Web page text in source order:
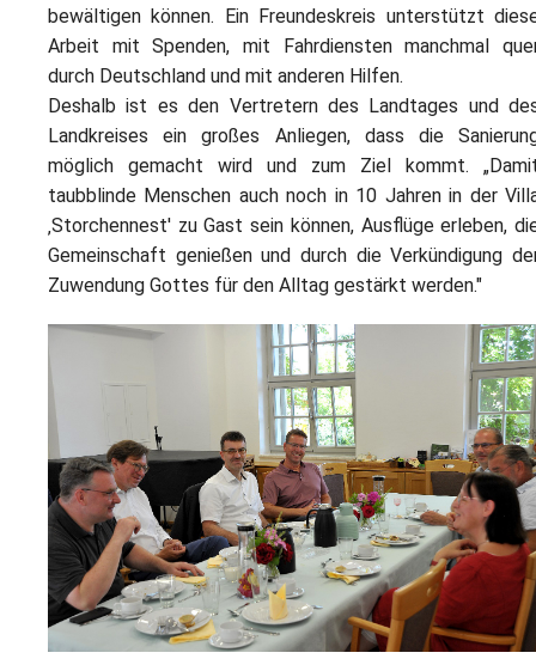
bewältigen können. Ein Freundeskreis unterstützt
Arbeit mit Spenden, mit Fahrdiensten manchmal
durch Deutschland und mit anderen Hilfen.
Deshalb ist es den Vertretern des Landtages und
Landkreises ein großes Anliegen, dass die
möglich gemacht wird und zum Ziel kommt.
taubblinde Menschen auch noch in 10 Jahren in der
‚Storchennest' zu Gast sein können, Ausflüge erleben,
Gemeinschaft genießen und durch die Verkündigung
Zuwendung Gottes für den Alltag gestärkt werden."